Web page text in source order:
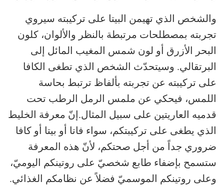
والشخص الذي تهيمن البيتا على تركيبته سيروي
تجربته بمصطلحات مرتبطة بالنظر والألوان، كلون
البحر الأزرق أو لون شمس المغيب المائل إلى
البرتقالي. وسيتحدّث الشخص الذي تطغى الكافا
على تركيبته عن تجربته بألفاظ ترتبط بحاسة
اللمس، فيحكي عن ملمس الرمل الرطب تحت
قدميه العاريتين على سبيل المثال.إنّ معرفة الخليط
الذي يطغى على تركيبتكم، سواء فاتا أو بيتا أو كافا
ضروري جداً من أجل صحتكم، لأنّ هذه المعرفة
ستسمح بإضفاء طابع شخصيّ على روتينكم اليوميّ،
وعلى روتينكم الموسميّ فضلاً عن نظامكم الغذائي.